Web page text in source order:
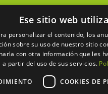
Ese sitio web
personalizar el contenido, los
sobre su uso de nuestro sitio
con otra información que les
a partir del uso de sus servicios.
COOKIES DE